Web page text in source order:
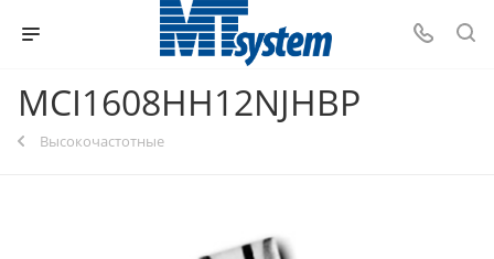
MCI1608HH12NJHBP
Высокочастотные